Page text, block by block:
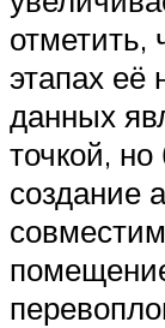
этапах её
данных
точкой,
создание